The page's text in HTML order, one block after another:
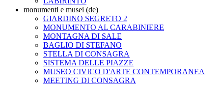
monumenti e musei (de)
GIARDINO SEGRETO 2
MONUMENTO AL CARABINIERE
MONTAGNA DI SALE
BAGLIO DI STEFANO
STELLA DI CONSAGRA
SISTEMA DELLE PIAZZE
MUSEO CIVICO D'ARTE CONTEMPORANEA
MEETING DI CONSAGRA